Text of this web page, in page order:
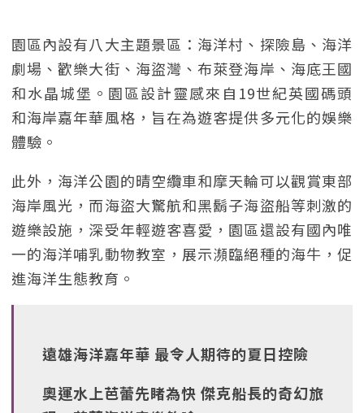
園區內設有八大主題景區：海洋村、探險島、海洋
劇場、歡樂大街、海盜灣、布萊登海岸、海底王國
和水晶城堡。園區設計靈感來自19世紀英國碼頭
和海岸嘉年華風格，旨在為遊客提供多元化的娛樂
體驗。
此外，海洋公園的晴空纜車和摩天輪可以觀賞東部
海岸風光，而海盜大驚航和黑鬍子海盜船等刺激的
遊樂設施，深受年輕遊客喜愛，園區還設有國內唯
一的海洋哺乳動物教室，展示瀕臨絕種的海牛，促
進海洋生態教育。
遠雄海洋嘉年華 最令人期待的夏日控險
奧運水上芭蕾先睹為快 傑克船長的奇幻旅